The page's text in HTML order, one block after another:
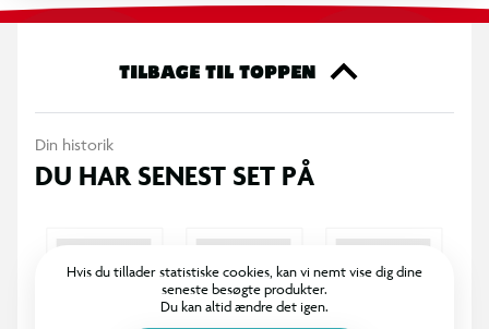
info
TILBAGE TIL TOPPEN
Din historik
DU HAR SENEST SET PÅ
Hvis du tillader statistiske cookies, kan vi nemt vise dig dine
seneste besøgte produkter.
Du kan altid ændre det igen.